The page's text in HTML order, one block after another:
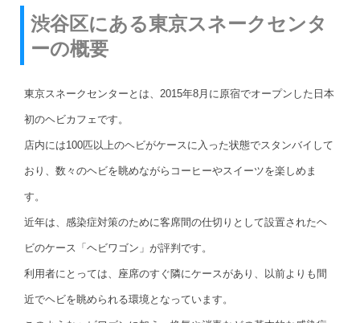
渋谷区にある東京スネークセンタ
ーの概要
東京スネークセンターとは、2015年8月に原宿でオープンした日本
初のヘビカフェです。
店内には100匹以上のヘビがケースに入った状態でスタンバイして
おり、数々のヘビを眺めながらコーヒーやスイーツを楽しめま
す。
近年は、感染症対策のために客席間の仕切りとして設置されたヘ
ビのケース「ヘビワゴン」が評判です。
利用者にとっては、座席のすぐ隣にケースがあり、以前よりも間
近でヘビを眺められる環境となっています。